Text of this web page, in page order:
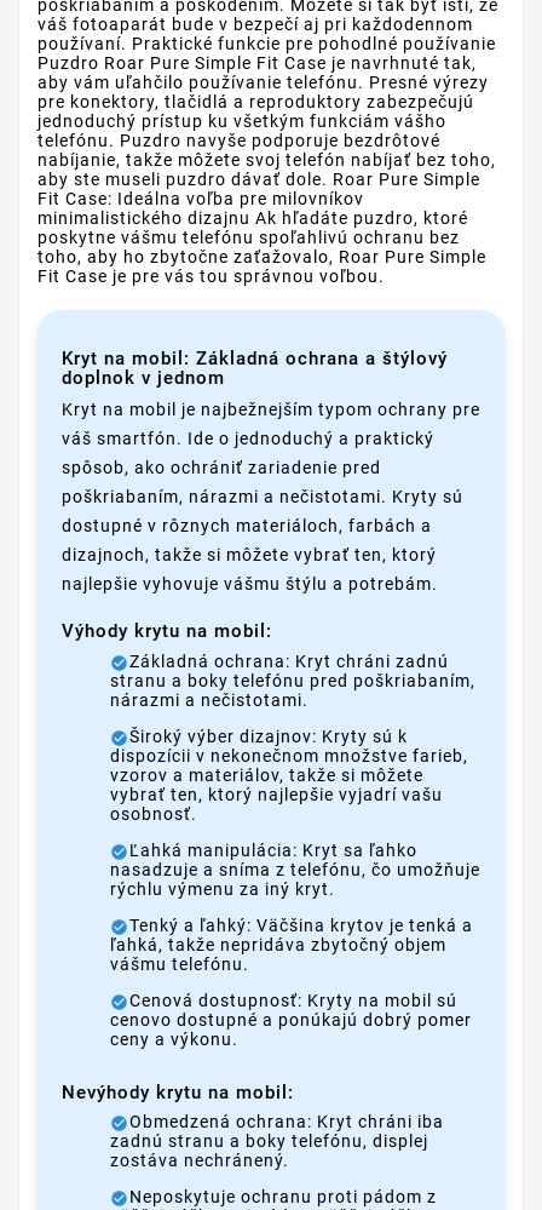
poškriabaním a poškodením. Môžete si tak byť istí, že
váš fotoaparát bude v bezpečí aj pri každodennom
používaní. Praktické funkcie pre pohodlné používanie
Puzdro Roar Pure Simple Fit Case je navrhnuté tak,
aby vám uľahčilo používanie telefónu. Presné výrezy
pre konektory, tlačidlá a reproduktory zabezpečujú
jednoduchý prístup ku všetkým funkciám vášho
telefónu. Puzdro navyše podporuje bezdrôtové
nabíjanie, takže môžete svoj telefón nabíjať bez toho,
aby ste museli puzdro dávať dole. Roar Pure Simple
Fit Case: Ideálna voľba pre milovníkov
minimalistického dizajnu Ak hľadáte puzdro, ktoré
poskytne vášmu telefónu spoľahlivú ochranu bez
toho, aby ho zbytočne zaťažovalo, Roar Pure Simple
Fit Case je pre vás tou správnou voľbou.
Kryt na mobil: Základná ochrana a štýlový
doplnok v jednom
Kryt na mobil je najbežnejším typom ochrany pre
váš smartfón. Ide o jednoduchý a praktický
spôsob, ako ochrániť zariadenie pred
poškriabaním, nárazmi a nečistotami. Kryty sú
dostupné v rôznych materiáloch, farbách a
dizajnoch, takže si môžete vybrať ten, ktorý
najlepšie vyhovuje vášmu štýlu a potrebám.
Výhody krytu na mobil:
Základná ochrana: Kryt chráni zadnú
stranu a boky telefónu pred poškriabaním,
nárazmi a nečistotami.
Široký výber dizajnov: Kryty sú k
dispozícii v nekonečnom množstve farieb,
vzorov a materiálov, takže si môžete
vybrať ten, ktorý najlepšie vyjadrí vašu
osobnosť.
Ľahká manipulácia: Kryt sa ľahko
nasadzuje a sníma z telefónu, čo umožňuje
rýchlu výmenu za iný kryt.
Tenký a ľahký: Väčšina krytov je tenká a
ľahká, takže nepridáva zbytočný objem
vášmu telefónu.
Cenová dostupnosť: Kryty na mobil sú
cenovo dostupné a ponúkajú dobrý pomer
ceny a výkonu.
Nevýhody krytu na mobil:
Obmedzená ochrana: Kryt chráni iba
zadnú stranu a boky telefónu, displej
zostáva nechránený.
Neposkytuje ochranu proti pádom z